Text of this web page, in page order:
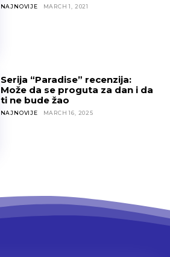
NAJNOVIJE MARCH 1, 2021
Serija “Paradise” recenzija:
Može da se proguta za dan i da
ti ne bude žao
NAJNOVIJE MARCH 16, 2025